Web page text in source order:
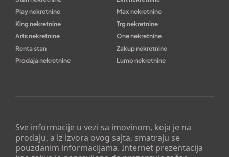
Sve informacije u vezi sa imovinom, koja je na
prodaju, a iz izvora ovog sajta, smatraju se
pouzdanim informacijama. Internet prezentacija
Play nekretnine
Max nekretnine
King nekretnine
Trg nekretnine
Arts nekretnine
One nekretnine
Renta stan
Zakup nekretnine
Prodaja nekretnine
Lumo nekretnine